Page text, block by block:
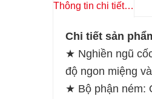
Thông tin chi tiết sản phẩm
Chi tiết sản
★ Nghiền ngũ
độ ngon miệng
★ Bộ phận ném: